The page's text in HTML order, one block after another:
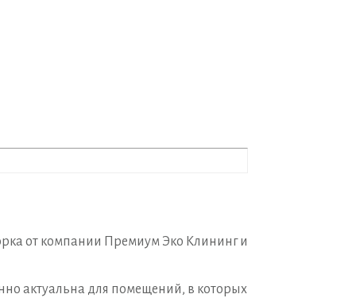
от компании Премиум Эко Клининг и
актуальна для помещений, в которых